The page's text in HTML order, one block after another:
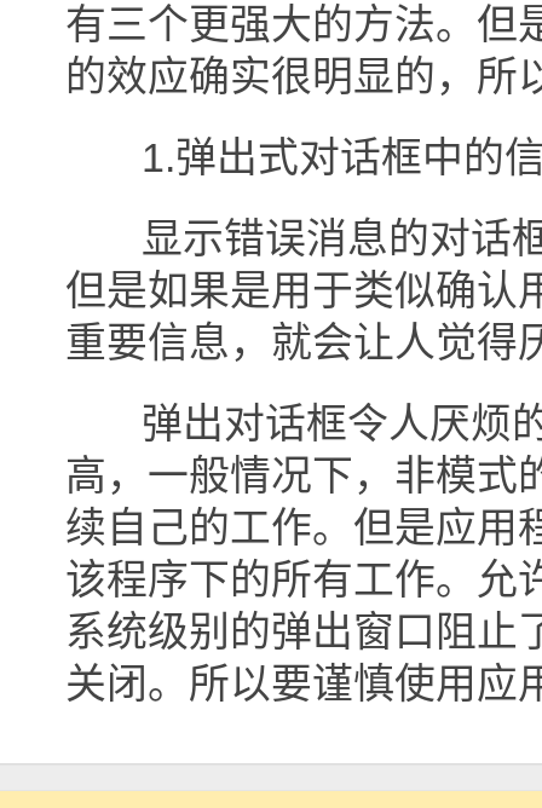
有三个更强大的方法。但
的效应确实很明显的，所
1.弹出式对话框中的
显示错误消息的对话框
但是如果是用于类似确认
重要信息，就会让人觉得
弹出对话框令人厌烦的
高，一般情况下，非模式
续自己的工作。但是应用
该程序下的所有工作。允
系统级别的弹出窗口阻止
关闭。所以要谨慎使用应